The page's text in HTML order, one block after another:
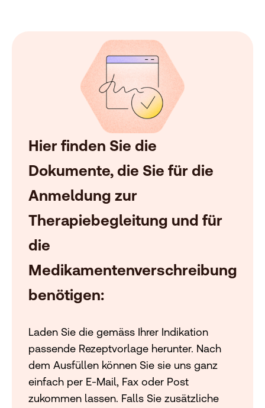
Hier finden Sie die
Dokumente, die Sie für die
Anmeldung zur
Therapiebegleitung und für
die
Medikamentenverschreibung
benötigen:
Laden Sie die gemäss Ihrer Indikation
passende Rezeptvorlage herunter. Nach
dem Ausfüllen können Sie sie uns ganz
einfach per E-Mail, Fax oder Post
zukommen lassen. Falls Sie zusätzliche